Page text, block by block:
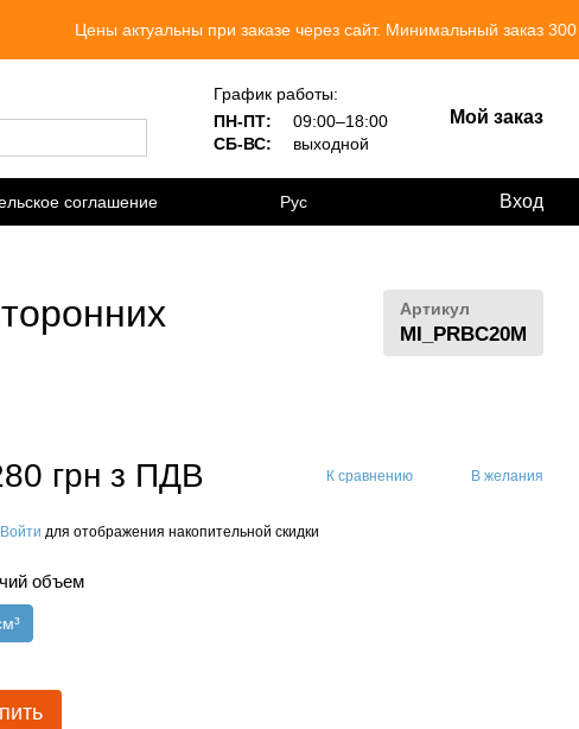
Цены актуальны при заказе через сайт. Минимальный заказ 300 грн.
График работы:
ПН-ПТ:
09:00–18:00
СБ-ВС:
выходной
Мой заказ
соглашение
Рус Вход
Артикул
MI_PRBC20M
грн з ПДВ К сравнению В желания
Войти для отображения накопительной скидки
объем